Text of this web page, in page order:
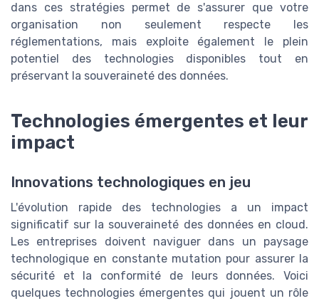
dans ces stratégies permet de s'assurer que votre
organisation non seulement respecte les
réglementations, mais exploite également le plein
potentiel des technologies disponibles tout en
préservant la souveraineté des données.
Technologies émergentes et leur
impact
Innovations technologiques en jeu
L'évolution rapide des technologies a un impact
significatif sur la souveraineté des données en cloud.
Les entreprises doivent naviguer dans un paysage
technologique en constante mutation pour assurer la
sécurité et la conformité de leurs données. Voici
quelques technologies émergentes qui jouent un rôle